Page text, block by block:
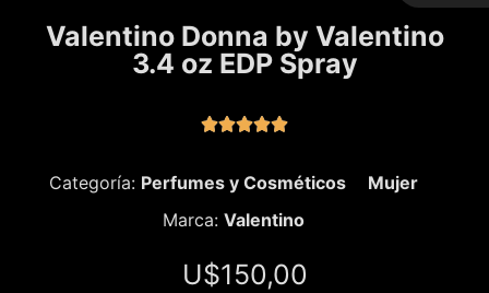
Valentino Donna by Valentino
3.4 oz EDP Spray

Categoría: Perfumes y Cosméticos
Mujer
Marca: Valentino
U$150,00
$